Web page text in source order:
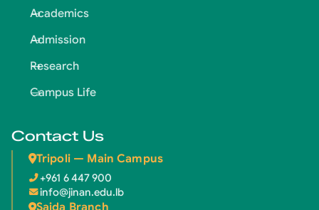
Academics
Admission
Research
Campus Life
Contact Us
Tripoli — Main Campus
+961 6 447 900
info@jinan.edu.lb